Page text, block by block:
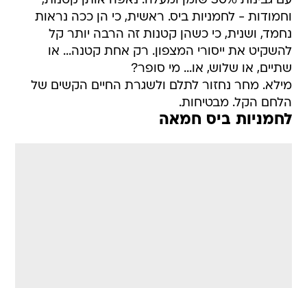
וחמודות - לחמניות ביס. ראשית, כי הן ככה נראות
נחמד, ושנית, כי כשהן קטנות זה הרבה יותר קל
להשקיט את ייסורי המצפון. רק אחת קטנה... או
שתיים, או שלוש, או... מי סופר?
מילא. מחר נחזור לתלם ולשגרת החיים הקשים של
הלחם הקל. מבטיחות.
לחמניות ביס חמאה